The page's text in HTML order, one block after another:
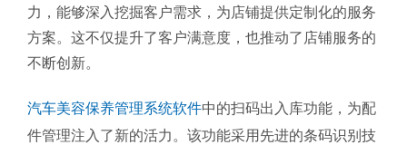
力，能够深入挖掘客户需求，为店铺提供定制化的服务
方案。这不仅提升了客户满意度，也推动了店铺服务的
不断创新。
汽车美容保养管理系统软件中的扫码出入库功能，为配
件管理注入了新的活力。该功能采用先进的条码识别技